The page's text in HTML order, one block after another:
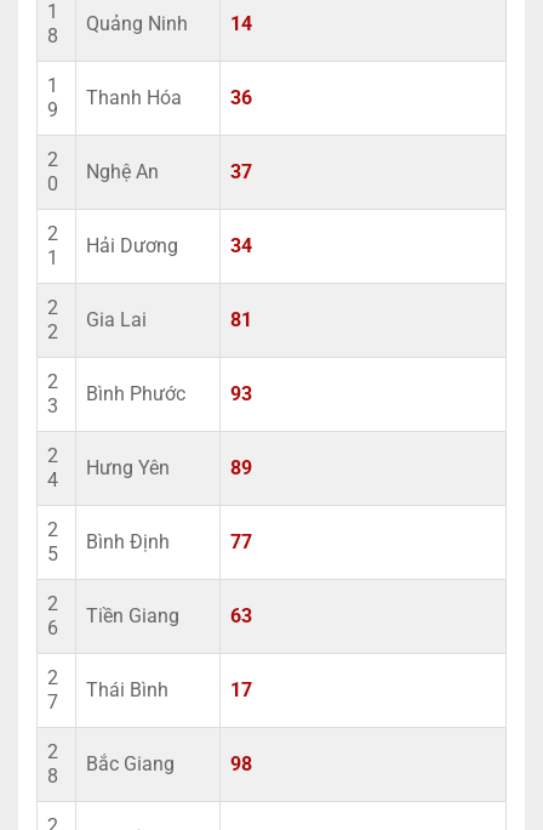
1
8
Quảng Ninh 14
1
9
Thanh Hóa 36
2
0
Nghệ An 37
2
1
Hải Dương 34
2
2
Gia Lai 81
2
3
Bình Phước 93
2
4
Hưng Yên 89
2
5
Bình Định 77
2
6
Tiền Giang 63
2
7
Thái Bình 17
2
8
Bắc Giang 98